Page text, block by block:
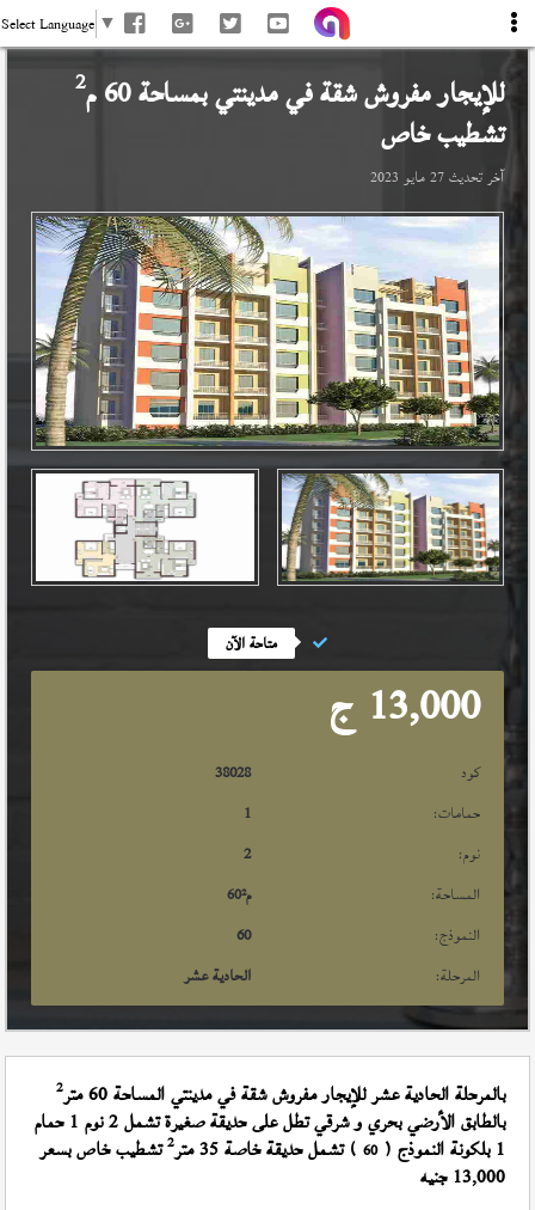
Select Language ▼
للإيجار مفروش شقة فيمدينتيبمساحة 60 م 2
تشطيب خاص
آخر تحديث27 مايو 2023
متاحة الآن
13,000 ج
كود
38028
حمامات:
1
نوم:
2
المساحة:
60م²
النموذج:
60
المرحلة:
الحادية عشر
بالمرحلة الحادية عشر للإيجار مفروش شقة في مدينتي المساحة 60 متر 2
بالطابق الأرضي بحري و شرقي تطل على حديقة صغيرة تشمل 2 نوم 1 حمام
1 بلكونة النموذج ( 60 ) تشمل حديقة خاصة 35 متر 2تشطيب خاص بسعر
13,000 جنيه